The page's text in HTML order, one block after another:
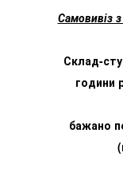
Самовивіз
Склад-
години
бажано